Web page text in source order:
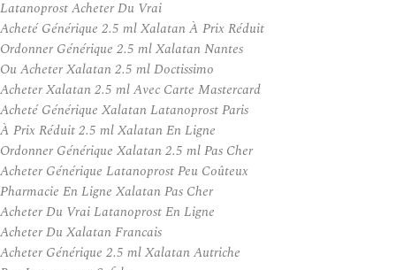
Latanoprost Acheter Du Vrai
Acheté Générique 2.5 ml Xalatan À Prix Réduit
Ordonner Générique 2.5 ml Xalatan Nantes
Ou Acheter Xalatan 2.5 ml Doctissimo
Acheter Xalatan 2.5 ml Avec Carte Mastercard
Acheté Générique Xalatan Latanoprost Paris
À Prix Réduit 2.5 ml Xalatan En Ligne
Ordonner Générique Xalatan 2.5 ml Pas Cher
Acheter Générique Latanoprost Peu Coûteux
Pharmacie En Ligne Xalatan Pas Cher
Acheter Du Vrai Latanoprost En Ligne
Acheter Du Xalatan Francais
Acheter Générique 2.5 ml Xalatan Autriche